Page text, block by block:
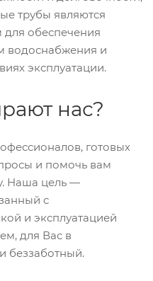
трубы являются
обеспечения
водоснабжения и
эксплуатации.
нас?
готовых
и помочь вам
Наша цель —
с
и эксплуатацией
для Вас в
беззаботный.